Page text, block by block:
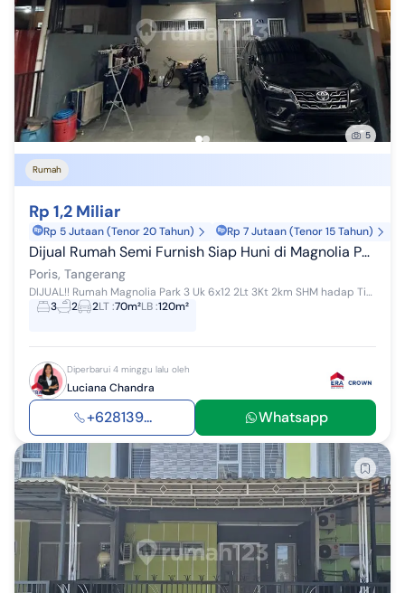
5
Rumah
Rp 1,2 Miliar
Rp 5 Jutaan (Tenor 20 Tahun) Rp 7 Jutaan (Tenor 15 Tahun)
Dijual Rumah Semi Furnish Siap Huni di Magnolia Park 3
Poris, Tangerang
DIJUAL!! Rumah Magnolia Park 3 Uk 6x12 2Lt 3Kt 2km SHM hadap Timur AC 2 Kitchen Set Meja Rias Lemari Baju HARGA 1.3M turun 1.2M NEGO din
3
2 2LT:70m²LB:120m²
Diperbarui 4 minggu lalu oleh
Luciana Chandra
+628139... Whatsapp